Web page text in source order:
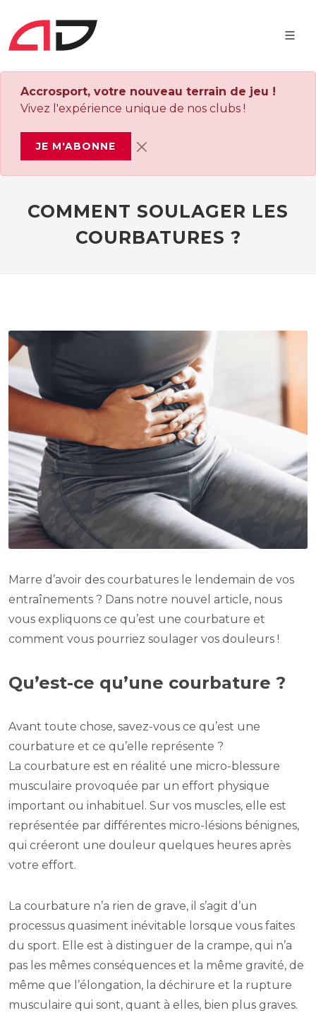
Accrosport, votre nouveau terrain de jeu !
Vivez l'expérience unique de nos clubs !
JE M'ABONNE
COMMENT SOULAGER LES
COURBATURES ?
Marre d’avoir des courbatures le lendemain de vos
entraînements ? Dans notre nouvel article, nous
vous expliquons ce qu’est une courbature et
comment vous pourriez soulager vos douleurs !
Qu’est-ce qu’une courbature ?
Avant toute chose, savez-vous ce qu’est une
courbature et ce qu’elle représente ?
La courbature est en réalité une micro-blessure
musculaire provoquée par un effort physique
important ou inhabituel. Sur vos muscles, elle est
représentée par différentes micro-lésions bénignes,
qui créeront une douleur quelques heures après
votre effort.
La courbature n’a rien de grave, il s’agit d’un
processus quasiment inévitable lorsque vous faites
du sport. Elle est à distinguer de la crampe, qui n’a
pas les mêmes conséquences et la même gravité, de
même que l’élongation, la déchirure et la rupture
musculaire qui sont, quant à elles, bien plus graves.